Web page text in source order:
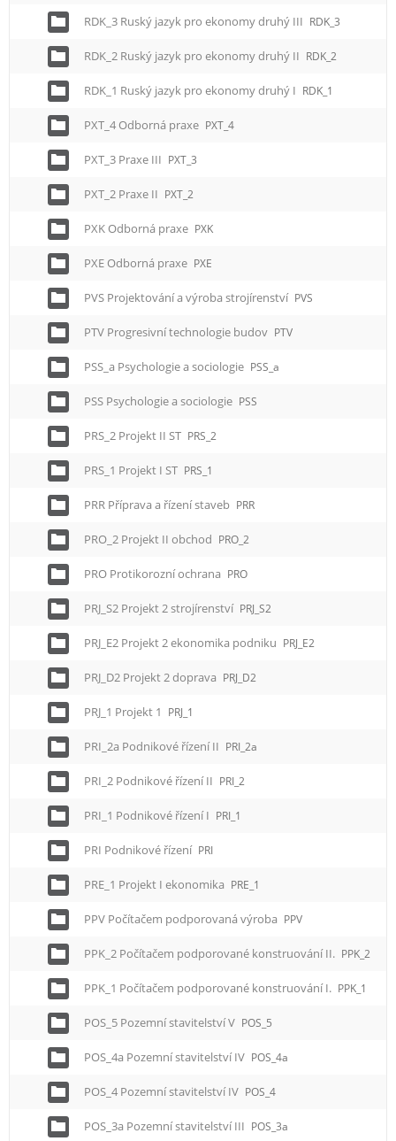
RDK_3 Ruský jazyk pro ekonomy druhý III RDK_3
RDK_2 Ruský jazyk pro ekonomy druhý II RDK_2
RDK_1 Ruský jazyk pro ekonomy druhý I RDK_1
PXT_4 Odborná praxe PXT_4
PXT_3 Praxe III PXT_3
PXT_2 Praxe II PXT_2
PXK Odborná praxe PXK
PXE Odborná praxe PXE
PVS Projektování a výroba strojírenství PVS
PTV Progresivní technologie budov PTV
PSS_a Psychologie a sociologie PSS_a
PSS Psychologie a sociologie PSS
PRS_2 Projekt II ST PRS_2
PRS_1 Projekt I ST PRS_1
PRR Příprava a řízení staveb PRR
PRO_2 Projekt II obchod PRO_2
PRO Protikorozní ochrana PRO
PRJ_S2 Projekt 2 strojírenství PRJ_S2
PRJ_E2 Projekt 2 ekonomika podniku PRJ_E2
PRJ_D2 Projekt 2 doprava PRJ_D2
PRJ_1 Projekt 1 PRJ_1
PRI_2a Podnikové řízení II PRI_2a
PRI_2 Podnikové řízení II PRI_2
PRI_1 Podnikové řízení I PRI_1
PRI Podnikové řízení PRI
PRE_1 Projekt I ekonomika PRE_1
PPV Počítačem podporovaná výroba PPV
PPK_2 Počítačem podporované konstruování II. PPK_2
PPK_1 Počítačem podporované konstruování I. PPK_1
POS_5 Pozemní stavitelství V POS_5
POS_4a Pozemní stavitelství IV POS_4a
POS_4 Pozemní stavitelství IV POS_4
POS_3a Pozemní stavitelství III POS_3a